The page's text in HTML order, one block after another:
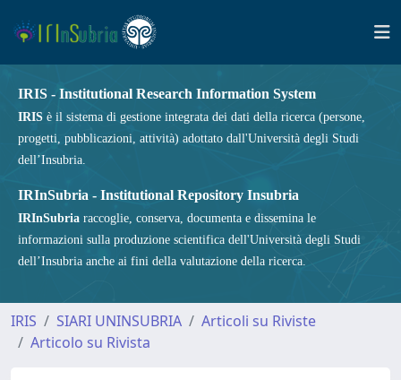
IRIS - Institutional Research Information System
IRIS è il sistema di gestione integrata dei dati della ricerca (persone,
progetti, pubblicazioni, attività) adottato dall'Università degli Studi
dell’Insubria.
IRInSubria - Institutional Repository Insubria
IRInSubria raccoglie, conserva, documenta e dissemina le
informazioni sulla produzione scientifica dell'Università degli Studi
dell’Insubria anche ai fini della valutazione della ricerca.
IRIS SIARI UNINSUBRIA
Articoli su Riviste
Articolo su Rivista